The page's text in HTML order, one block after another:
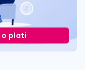
plati